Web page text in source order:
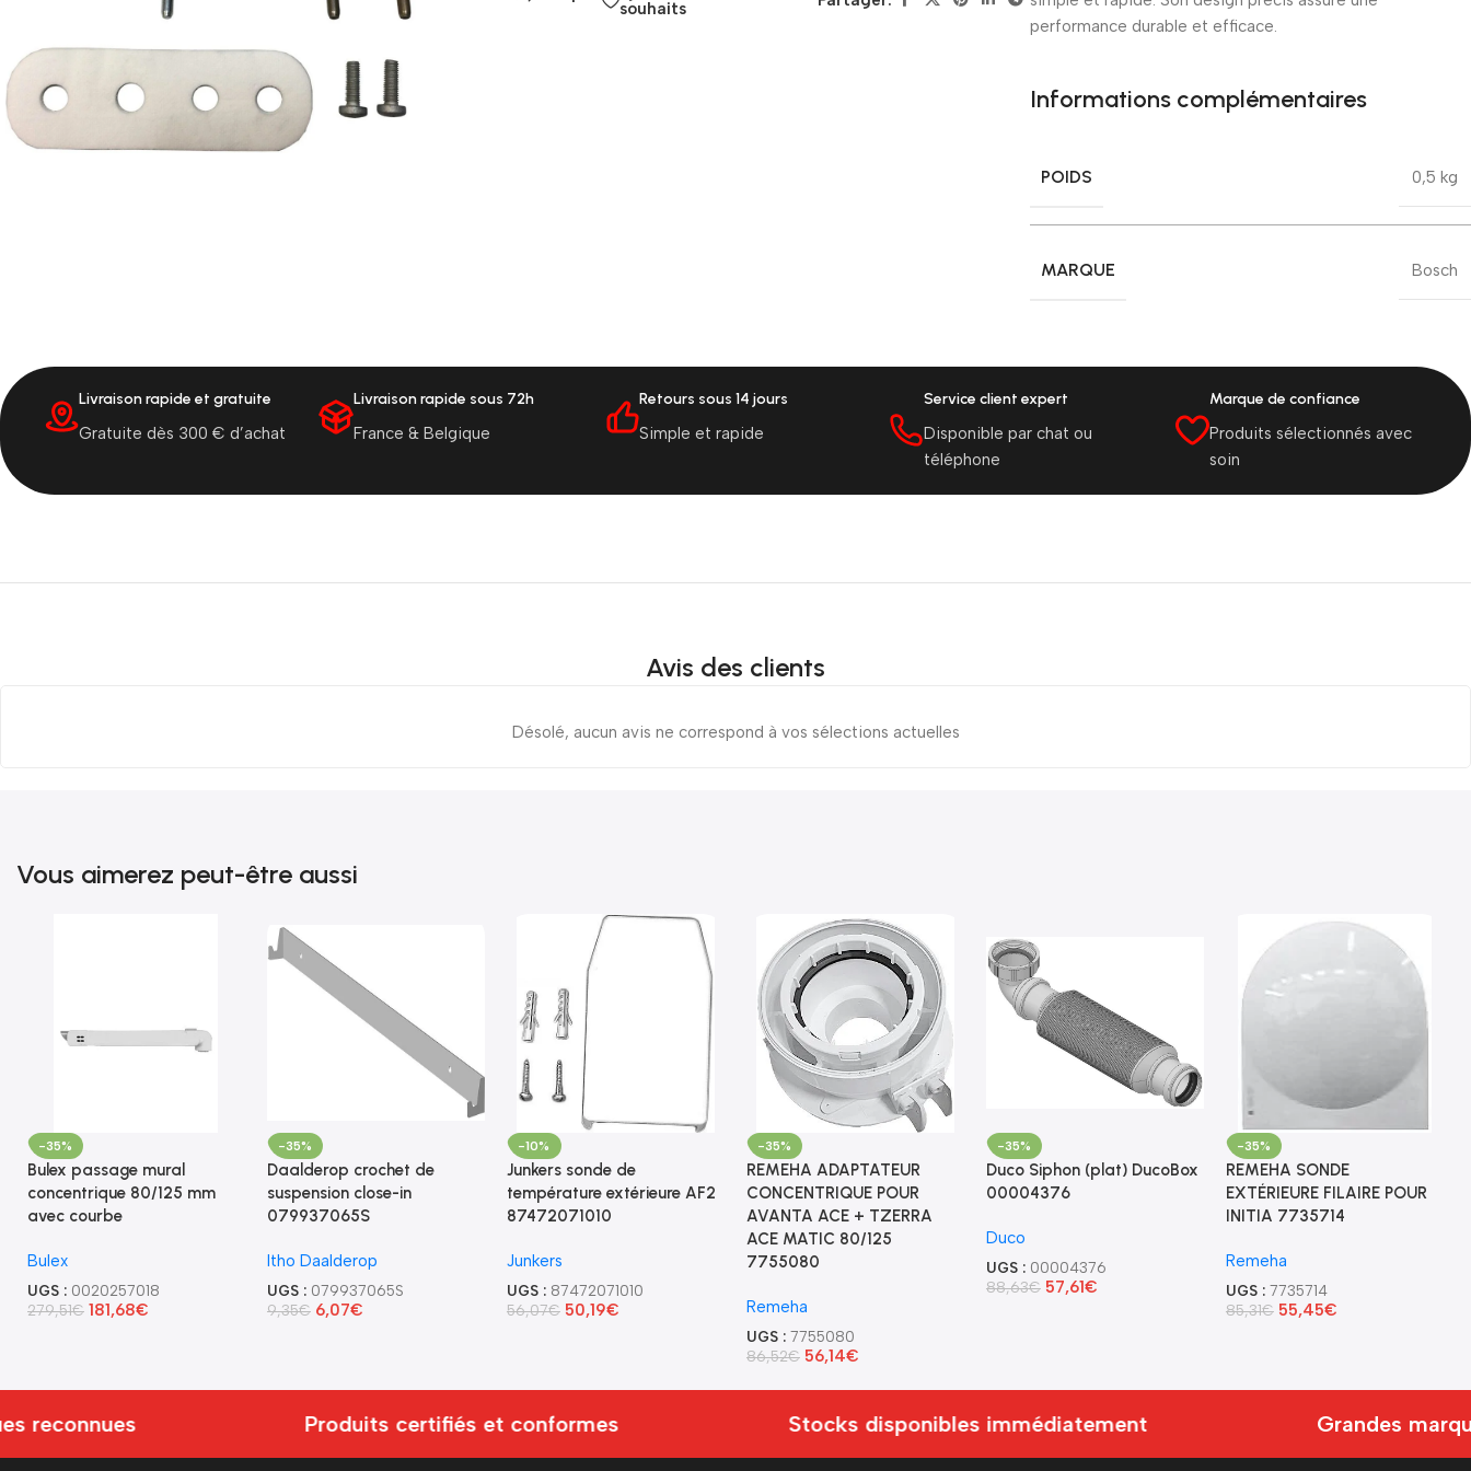
souhaits
performance durable et efficace.
Informations complémentaires
POIDS 0,5 kg
MARQUE Bosch
Livraison rapide et gratuite
Gratuite dès 300 € d’achat
Livraison rapide sous 72h
France & Belgique
Retours sous 14 jours
Simple et rapide
Service client expert
Disponible par chat ou
téléphone
Marque de confiance
Produits sélectionnés avec
soin
Avis des clients
Désolé, aucun avis ne correspond à vos sélections actuelles
Vous aimerez peut-être aussi
-35%
Bulex passage mural
concentrique 80/125 mm
avec courbe
Bulex
UGS : 0020257018
279,51€ 181,68€
-35%
Daalderop crochet de
suspension close-in
079937065S
Itho Daalderop
UGS : 079937065S
9,35€ 6,07€
-10%
Junkers sonde de
température extérieure AF2
87472071010
Junkers
UGS : 87472071010
56,07€ 50,19€
-35%
REMEHA ADAPTATEUR
CONCENTRIQUE POUR
AVANTA ACE + TZERRA
ACE MATIC 80/125
7755080
Remeha
UGS : 7755080
86,52€ 56,14€
-35%
Duco Siphon (plat) DucoBox
00004376
Duco
UGS : 00004376
88,63€ 57,61€
-35%
REMEHA SONDE
EXTÉRIEURE FILAIRE POUR
INITIA 7735714
Remeha
UGS : 7735714
85,31€ 55,45€
reconnues Produits certifiés et conformes Stocks disponibles immédiatement Grandes